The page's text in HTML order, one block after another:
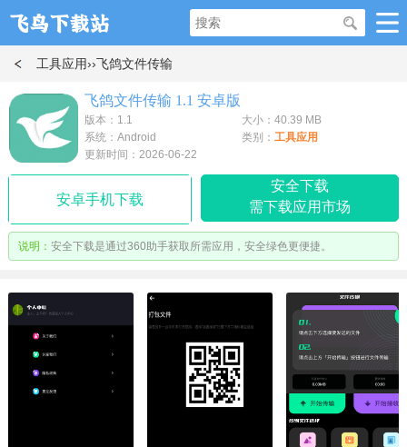
工具应用››飞鸽文件传输
飞鸽文件传输 1.1 安卓版
版本：1.1
大小：40.39 MB
系统：Android
类别： 工具应用
更新时间：2026-06-22
安卓手机下载
安全下载
需下载应用市场
说明： 安全下载是通过360助手获取所需应用，安全绿色更便捷。